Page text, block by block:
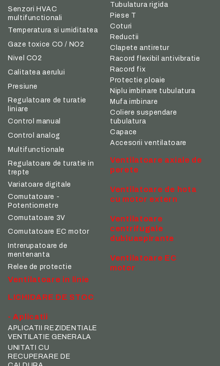
Senzori HVAC
multifunctionali
Temperatura si umiditatea
Gaze toxice CO / NO2
Nivel CO2
Calitatea aerului
Presiune
Regulatoare de turatie
liniare
Control manual
Control analog
Multifunctionale
Regulatoare de turatie in
trepte
Variatoare digitale
Comutatoare -
Potentiometre
Comutatoare 3V
Comutatoare EC motor
Intrerupatoare de
mentenanta
Relee de protectie
Tubulatura rigida
Piese T
Coturi
Reductii
Clapete antiretur
Racord flexibil antivibratie
Racord fix
Protectie ploaie
Niplu imbinare tubulatura
Mufa imbinare
Coliere suspendare
tubulatura
Capace
Accesorii ventilatoare
Ventilatoare axiale de
perete
Ventilatoare de hota
cu motor extern
Ventilatoare
centrifugale
dubluaspirante
Ventilatoare EC
motor
Ventilatoare in linie
LICHIDARE DE STOC
- Aplicatii
APLICATII REZIDENTIALE
VENTILATIE GENERALA
UNITATI CU
RECUPERARE DE